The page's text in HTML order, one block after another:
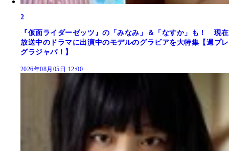
2
『仮面ライダーゼッツ』の「みなみ」＆「なすか」も！ 現在
放送中のドラマに出演中のモデルのグラビアを大特集【週プレ
グラジャパ！】
2026年08月05日 12:00